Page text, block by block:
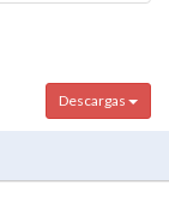
Descargas